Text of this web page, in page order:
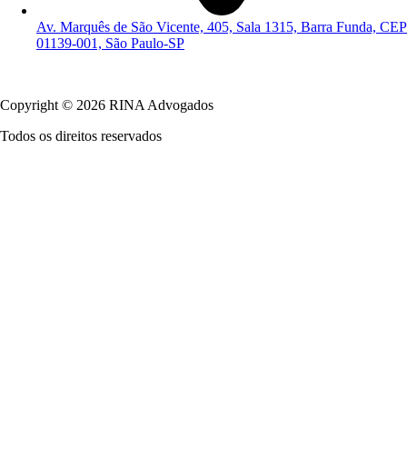
Av. Marquês de São Vicente, 405, Sala 1315, Barra Funda, CEP
01139-001, São Paulo-SP
Copyright © 2026 RINA Advogados
Todos os direitos reservados